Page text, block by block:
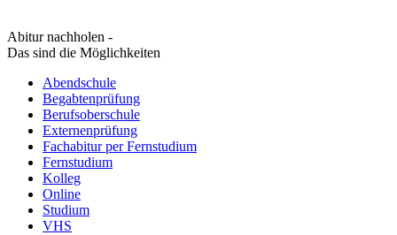
Abitur nachholen -
Das sind die Möglichkeiten
Abendschule
Begabtenprüfung
Berufsoberschule
Externenprüfung
Fachabitur per Fernstudium
Fernstudium
Kolleg
Online
Studium
VHS